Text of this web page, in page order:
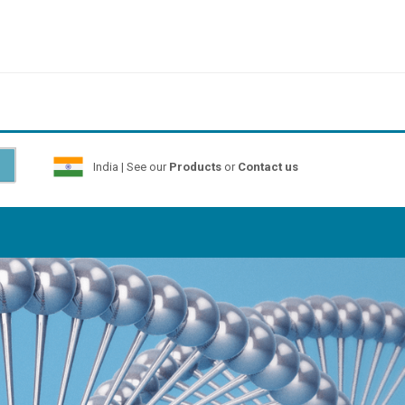
India | See our Productsor Contact us